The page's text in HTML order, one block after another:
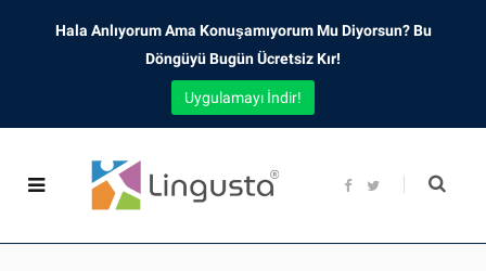
F
b
t
Hala Anlıyorum Ama Konuşamıyorum Mu Diyorsun? Bu
Döngüyü Bugün Ücretsiz Kır!
Uygulamayı İndir!